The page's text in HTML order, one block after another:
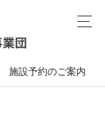
施設予約のご案内